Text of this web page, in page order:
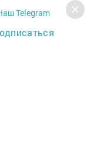
отправят на
Telegram